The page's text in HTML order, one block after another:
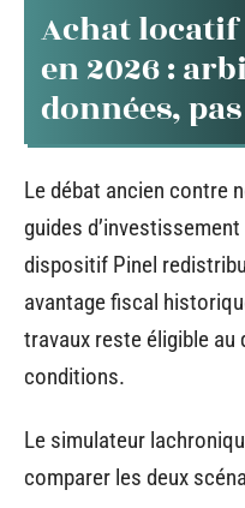
Achat
en 2026 :
données,
Le débat ancien contre
guides
dispositif Pinel
avantage fiscal
travaux reste éligible
conditions.
Le simulateur
comparer les deux